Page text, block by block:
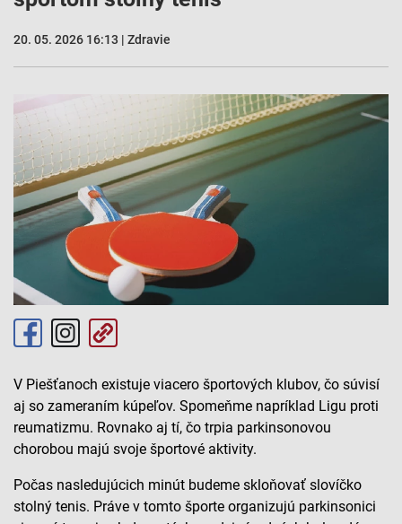
20. 05. 2026 16:13 | Zdravie
V Piešťanoch existuje viacero športových klubov, čo súvisí
aj so zameraním kúpeľov. Spomeňme napríklad Ligu proti
reumatizmu. Rovnako aj tí, čo trpia parkinsonovou
chorobou majú svoje športové aktivity.
Počas nasledujúcich minút budeme skloňovať slovíčko
stolný tenis. Práve v tomto športe organizujú parkinsonici